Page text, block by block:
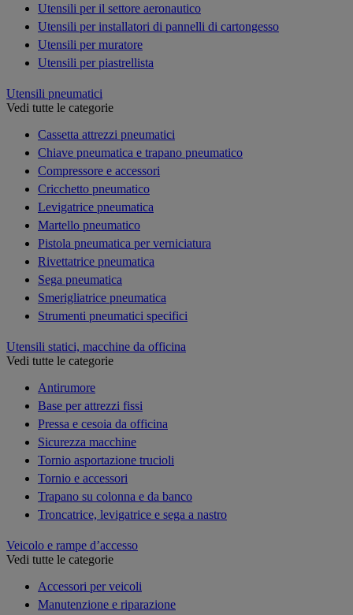
Utensili per il settore aeronautico
Utensili per installatori di pannelli di cartongesso
Utensili per muratore
Utensili per piastrellista
Utensili pneumatici
Vedi tutte le categorie
Cassetta attrezzi pneumatici
Chiave pneumatica e trapano pneumatico
Compressore e accessori
Cricchetto pneumatico
Levigatrice pneumatica
Martello pneumatico
Pistola pneumatica per verniciatura
Rivettatrice pneumatica
Sega pneumatica
Smerigliatrice pneumatica
Strumenti pneumatici specifici
Utensili statici, macchine da officina
Vedi tutte le categorie
Antirumore
Base per attrezzi fissi
Pressa e cesoia da officina
Sicurezza macchine
Tornio asportazione trucioli
Tornio e accessori
Trapano su colonna e da banco
Troncatrice, levigatrice e sega a nastro
Veicolo e rampe d’accesso
Vedi tutte le categorie
Accessori per veicoli
Manutenzione e riparazione